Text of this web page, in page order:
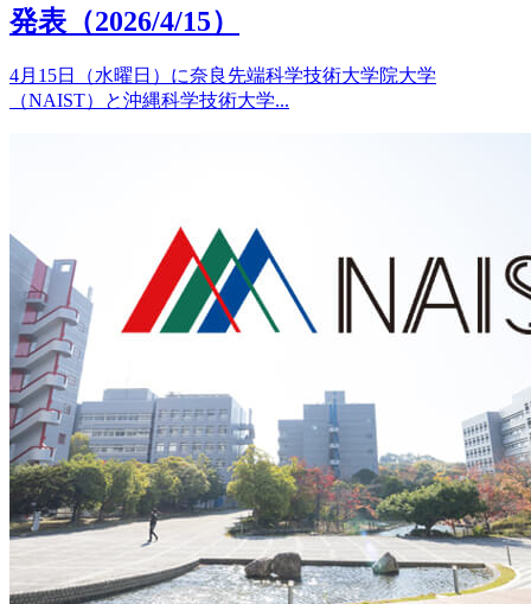
発表（2026/4/15）
4月15日（水曜日）に奈良先端科学技術大学院大学
（NAIST）と沖縄科学技術大学...